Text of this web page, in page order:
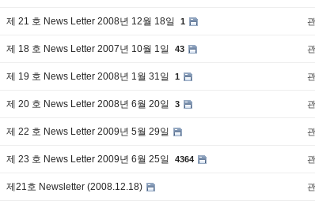
제 21 호 News Letter 2008년 12월 18일 1
제 18 호 News Letter 2007년 10월 1일 43
제 19 호 News Letter 2008년 1월 31일 1
제 20 호 News Letter 2008년 6월 20일 3
제 22 호 News Letter 2009년 5월 29일
제 23 호 News Letter 2009년 6월 25일 4364
제21호 Newsletter (2008.12.18)